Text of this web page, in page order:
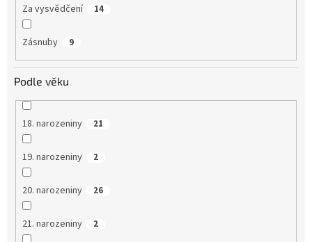
Za vysvědčení 14
Zásnuby 9
Podle věku
18. narozeniny 21
19. narozeniny 2
20. narozeniny 26
21. narozeniny 2